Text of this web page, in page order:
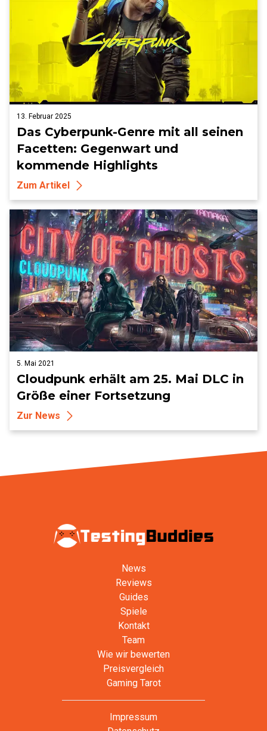
13. Februar 2025
Das Cyberpunk-Genre mit all seinen
Facetten: Gegenwart und
kommende Highlights
Zum Artikel
5. Mai 2021
Cloudpunk erhält am 25. Mai DLC in
Größe einer Fortsetzung
Zur News
News
Reviews
Guides
Spiele
Kontakt
Team
Wie wir bewerten
Preisvergleich
Gaming Tarot
Impressum